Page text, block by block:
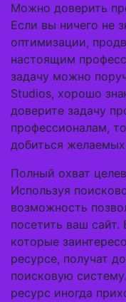
Можно доверить
Если вы ничего не
оптимизации,
настоящим
задачу можно
Studios, хорошо
доверите задачу
профессионалам,
добиться желаемых
Полный охват
Используя
возможность
посетить ваш сайт.
которые
ресурсе, получат
поисковую
ресурс иногда